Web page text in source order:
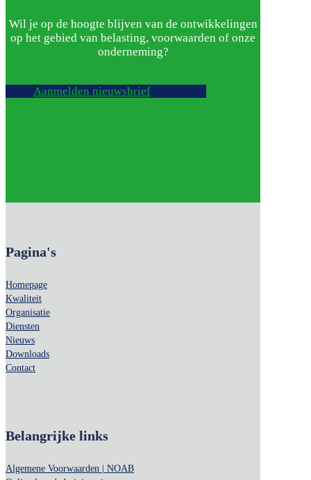
Wil je op de hoogte blijven van de ontwikkelingen
op het gebied van belasting, voorwaarden of onze
onderneming?
Aanmelden nieuwsbrief
Pagina's
Homepage
Kwaliteit
Organisatie
Diensten
Nieuws
Downloads
Contact
Belangrijke links
Algemene Voorwaarden | NOAB